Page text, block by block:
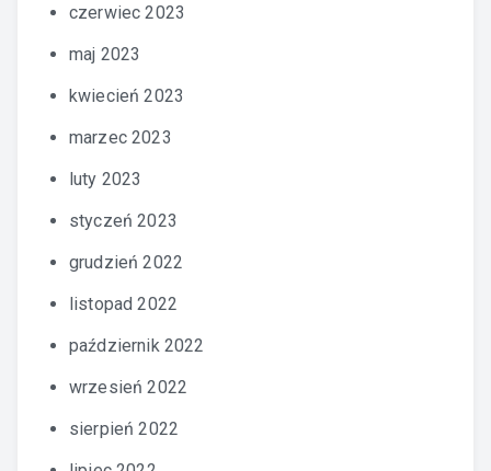
czerwiec 2023
maj 2023
kwiecień 2023
marzec 2023
luty 2023
styczeń 2023
grudzień 2022
listopad 2022
październik 2022
wrzesień 2022
sierpień 2022